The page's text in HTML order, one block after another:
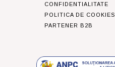
CONFIDENTIALITATE
POLITICA DE COOKIES
PARTENER B2B